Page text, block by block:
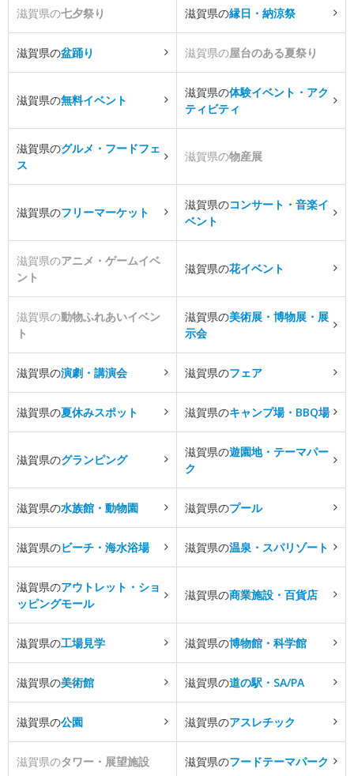
滋賀県の七夕祭り 滋賀県の縁日・納涼祭
滋賀県の盆踊り 滋賀県の屋台のある夏祭り
滋賀県の無料イベント
滋賀県の体験イベント・アク
ティビティ
滋賀県のグルメ・フードフェ
ス
滋賀県の物産展
滋賀県のフリーマーケット
滋賀県のコンサート・音楽イ
ベント
滋賀県のアニメ・ゲームイベ
ント
滋賀県の花イベント
滋賀県の動物ふれあいイベン
ト
滋賀県の美術展・博物展・展
示会
滋賀県の演劇・講演会 滋賀県のフェア
滋賀県の夏休みスポット 滋賀県のキャンプ場・BBQ場
滋賀県のグランピング
滋賀県の遊園地・テーマパー
ク
滋賀県の水族館・動物園 滋賀県のプール
滋賀県のビーチ・海水浴場 滋賀県の温泉・スパリゾート
滋賀県のアウトレット・ショ
ッピングモール
滋賀県の商業施設・百貨店
滋賀県の工場見学 滋賀県の博物館・科学館
滋賀県の美術館 滋賀県の道の駅・SA/PA
滋賀県の公園 滋賀県のアスレチック
滋賀県のタワー・展望施設 滋賀県のフードテーマパーク